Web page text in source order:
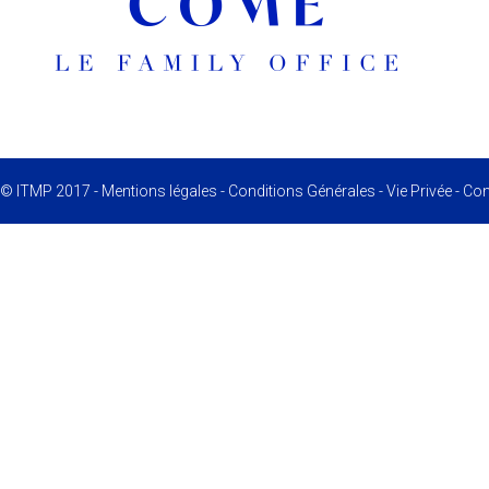
© ITMP 2017 - Mentions légales - Conditions Générales -Vie Privée-